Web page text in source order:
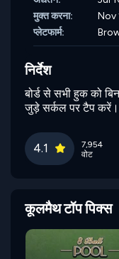
मुक्त करना:
Nov
प्लेटफार्म:
निर्देश
बोर्ड से सभी हुक को
जुड़े सर्कल पर टैप करें।
4.1
7,954
वोट
कूलमैथ टॉप पिक्स